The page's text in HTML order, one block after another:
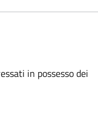
in possesso dei